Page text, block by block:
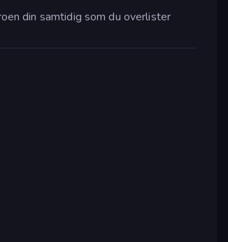
din samtidig som du overlister